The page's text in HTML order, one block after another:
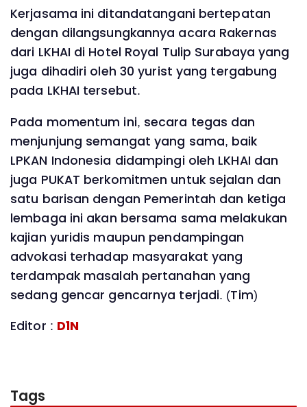
Kerjasama ini ditandatangani bertepatan
dengan dilangsungkannya acara Rakernas
dari LKHAI di Hotel Royal Tulip Surabaya yang
juga dihadiri oleh 30 yurist yang tergabung
pada LKHAI tersebut.
Pada momentum ini, secara tegas dan
menjunjung semangat yang sama, baik
LPKAN Indonesia didampingi oleh LKHAI dan
juga PUKAT berkomitmen untuk sejalan dan
satu barisan dengan Pemerintah dan ketiga
lembaga ini akan bersama sama melakukan
kajian yuridis maupun pendampingan
advokasi terhadap masyarakat yang
terdampak masalah pertanahan yang
sedang gencar gencarnya terjadi. (Tim)
Editor : D1N
Tags